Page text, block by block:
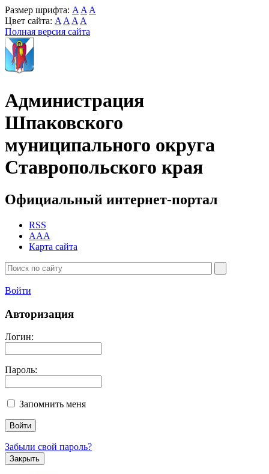
Размер шрифта: A A A
Цвет сайта: A A A A
Полная версия сайта
Администрация
Шпаковского
муниципального округа
Ставропольского края
Официальный интернет-портал
RSS
AAA
Карта сайта
Войти
Авторизация
Логин:
Пароль:
Запомнить меня
Забыли свой пароль?
Закрыть